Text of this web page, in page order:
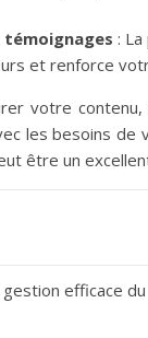
:
et renforce
votre
les besoins de
être un
efficace du